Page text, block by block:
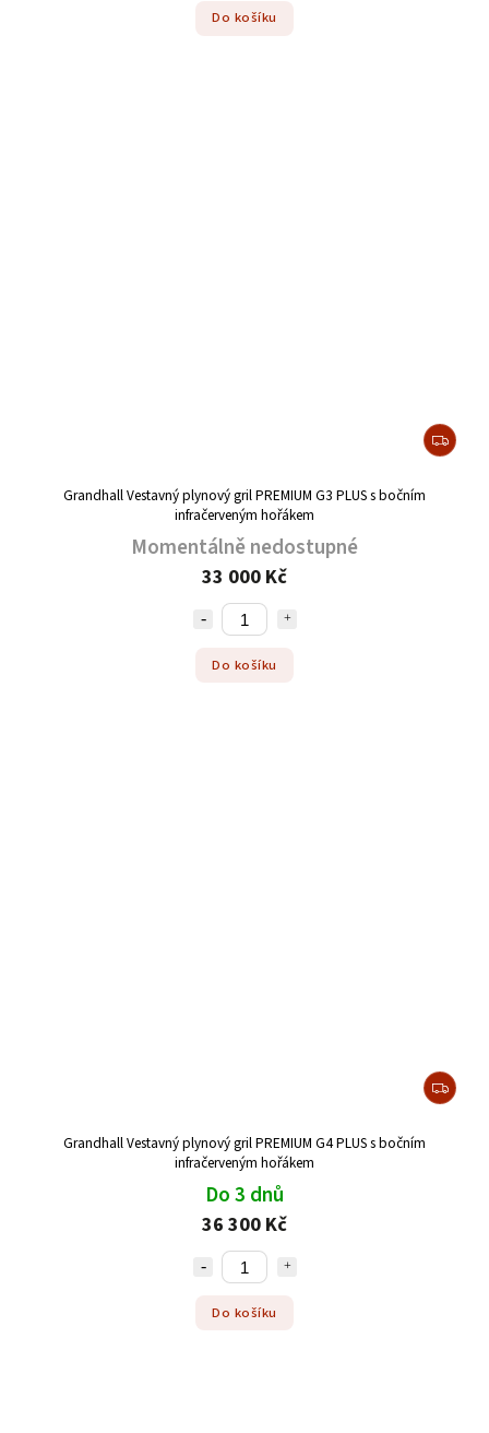
Do košíku
Grandhall Vestavný plynový gril PREMIUM G3 PLUS s bočním
infračerveným hořákem
Momentálně nedostupné
33 000 Kč
Do košíku
Grandhall Vestavný plynový gril PREMIUM G4 PLUS s bočním
infračerveným hořákem
Do 3 dnů
36 300 Kč
Do košíku